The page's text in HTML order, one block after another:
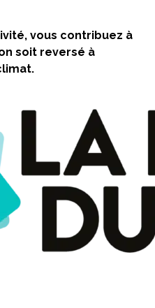
vous contribuez à
soit reversé à